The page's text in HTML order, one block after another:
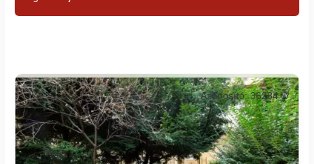
Azonosító: 36284_v